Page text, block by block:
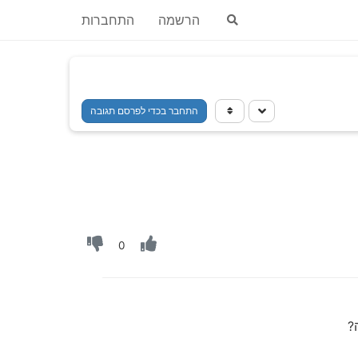
הרשמה התחברות
התחבר בכדי לפרסם תגובה
0